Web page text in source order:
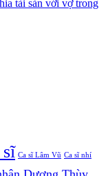
tài sản với vợ trong
sĩ Ca sĩ Lâm Vũ Ca sĩ nhí